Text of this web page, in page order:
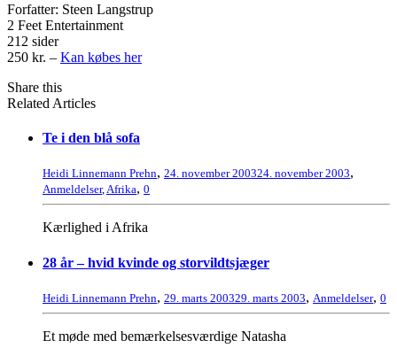
Forfatter: Steen Langstrup
2 Feet Entertainment
212 sider
250 kr. – Kan købes her
Share this
Related Articles
Te i den blå sofa
Heidi Linnemann Prehn, 24. november 200324. november 2003,
Anmeldelser,Afrika, 0
Kærlighed i Afrika
28 år – hvid kvinde og storvildtsjæger
Heidi Linnemann Prehn, 29. marts 200329. marts 2003, Anmeldelser, 0
Et møde med bemærkelsesværdige Natasha